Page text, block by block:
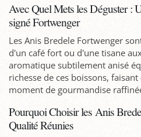
Avec Quel Mets les Déguster :
signé Fortwenger
Les Anis Bredele Fortwenger
d'un café fort ou d'une tisane
aromatique subtilement anisé
richesse de ces boissons,
moment de gourmandise
Pourquoi Choisir les Anis
Qualité Réunies